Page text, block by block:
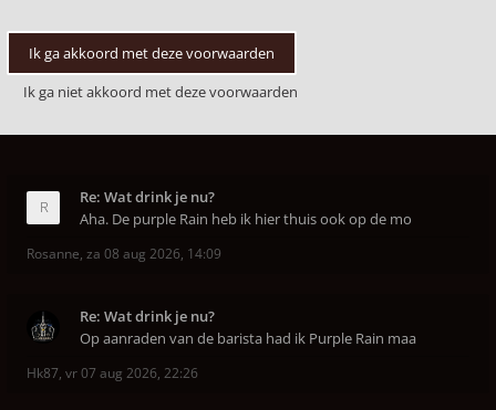
Re: Wat drink je nu?
Aha. De purple Rain heb ik hier thuis ook op de mo
Rosanne, za 08 aug 2026, 14:09
Re: Wat drink je nu?
Op aanraden van de barista had ik Purple Rain maa
Hk87, vr 07 aug 2026, 22:26